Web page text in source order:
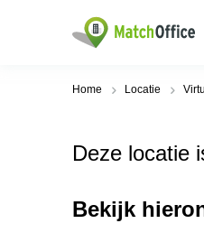
Home Locatie
Deze locatie
Bekijk